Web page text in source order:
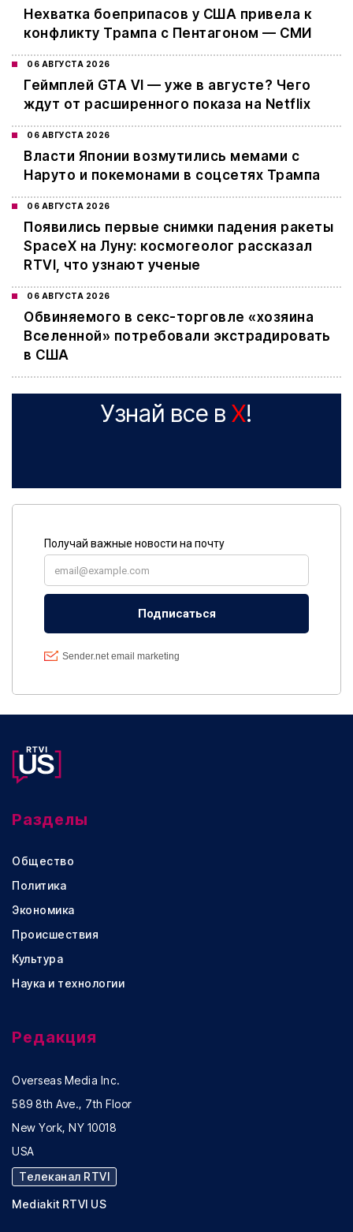
Нехватка боеприпасов у США привела к
конфликту Трампа с Пентагоном — СМИ
06 АВГУСТА 2026
Геймплей GTA VI — уже в августе? Чего
ждут от расширенного показа на Netflix
06 АВГУСТА 2026
Власти Японии возмутились мемами с
Наруто и покемонами в соцсетях Трампа
06 АВГУСТА 2026
Появились первые снимки падения ракеты
SpaceX на Луну: космогеолог рассказал
RTVI, что узнают ученые
06 АВГУСТА 2026
Обвиняемого в секс-торговле «хозяина
Вселенной» потребовали экстрадировать
в США
Узнай все в X!
Разделы
Общество
Политика
Экономика
Происшествия
Культура
Наука и технологии
Редакция
Overseas Media Inc.
589 8th Ave., 7th Floor
New York, NY 10018
USA
Телеканал RTVI
Mediakit RTVI US